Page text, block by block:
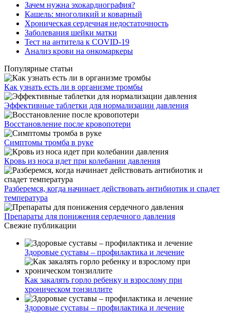
Зачем нужна эхокардиография?
Кашель: многоликий и коварный
Хроническая сердечная недостаточность
Заболевания шейки матки
Тест на антитела к COVID-19
Анализ крови на онкомаркеры
Популярные статьи
Как узнать есть ли в организме тромбы
Эффективные таблетки для нормализации давления
Восстановление после кровопотери
Симптомы тромба в руке
Кровь из носа идет при колебании давления
Разберемся, когда начинает действовать антибиотик и спадет
температура
Препараты для понижения сердечного давления
Свежие публикации
Здоровые суставы – профилактика и лечение
Как закалять горло ребенку и взрослому при
хроническом тонзиллите
Здоровые суставы – профилактика и лечение